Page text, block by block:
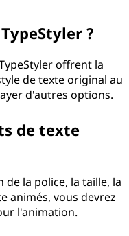
?
offrent la
de texte original au
d'autres options.
de texte
la police, la taille, la
animés, vous devrez
l'animation.